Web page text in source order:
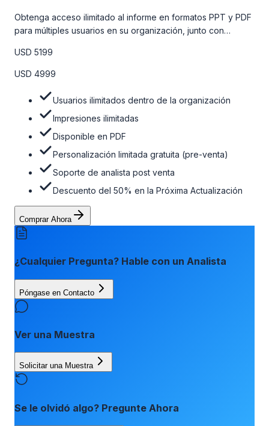
Obtenga acceso ilimitado al informe en formatos PPT y PDF
para múltiples usuarios en su organización, junto con
venta, el soporte post-venta de nuestros analistas y una
opción de actualización gratuita del informe dentro de 180
la tabla de precios a continuación.
USD 5199
USD 4999
Usuarios ilimitados dentro de la organización
Impresiones ilimitadas
Disponible en PDF
Personalización limitada gratuita (pre-venta)
Soporte de analista post venta
Descuento del 50% en la Próxima Actualización
Comprar Ahora
¿Cualquier Pregunta? Hable con un Analista
Póngase en Contacto
Ver una Muestra
Solicitar una Muestra
Se le olvidó algo? Pregunte Ahora